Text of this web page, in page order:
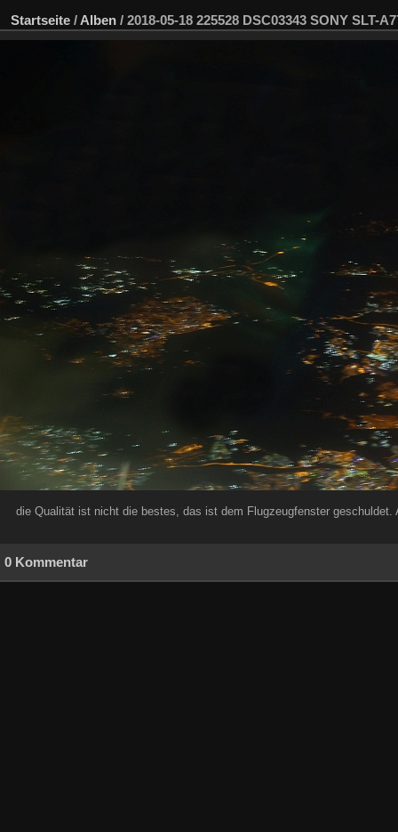
Startseite / Alben / 2018-05-18 225528 DSC03343 SONY SLT-
die Qualität ist nicht die bestes, das ist dem Flugzeugfenster
0 Kommentar